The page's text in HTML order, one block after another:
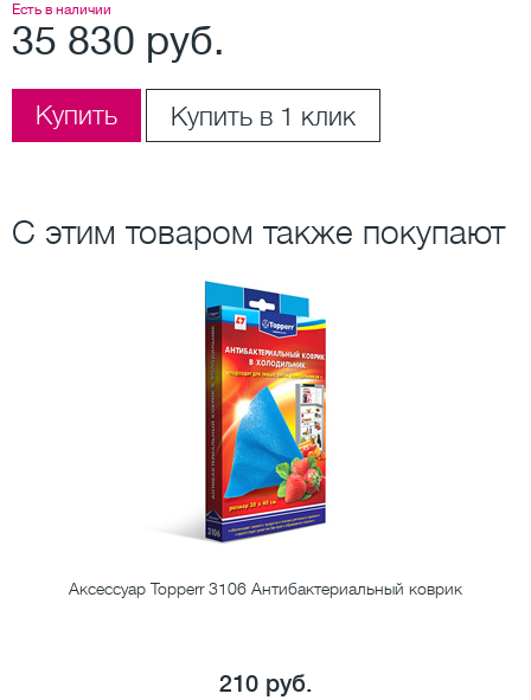
Есть в наличии
35 830 руб.
Купить Купить в 1 клик
С этим товаром также покупают
Аксессуар Topperr 3106 Антибактериальный коврик
210 руб.